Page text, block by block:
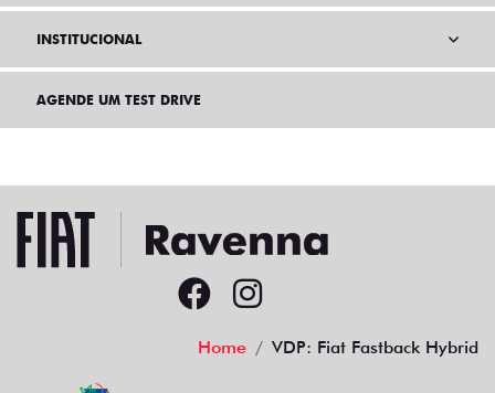
INSTITUCIONAL
AGENDE UM TEST DRIVE
Home VDP: Fiat Fastback Hybrid